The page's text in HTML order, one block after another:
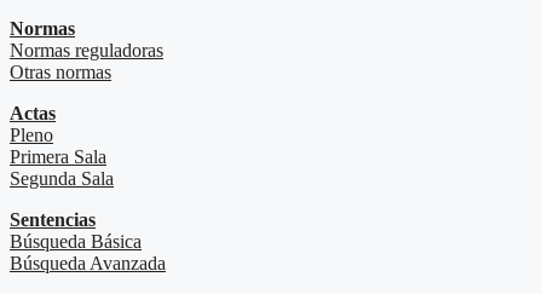
Normas
Normas reguladoras
Otras normas
Actas
Pleno
Primera Sala
Segunda Sala
Sentencias
Búsqueda Básica
Búsqueda Avanzada